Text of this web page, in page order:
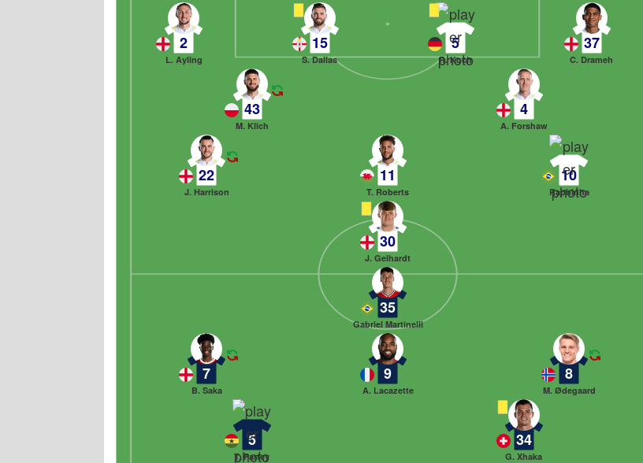
37
C. Drameh
5
R. Koch
15
S. Dallas
2
L. Ayling
4
A. Forshaw
43
M. Klich
10
Raphinha
11
T. Roberts
22
J. Harrison
30
J. Gelhardt
5
T. Partey
34
G. Xhaka
7
B. Saka
9
A. Lacazette
8
M. Ødegaard
35
Gabriel Martinelli